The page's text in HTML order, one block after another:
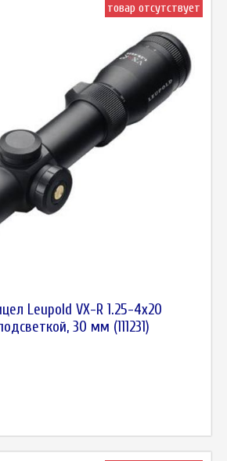
товар отсутствует
Leupold VX-R 1.25-4x20
30 мм (111231)